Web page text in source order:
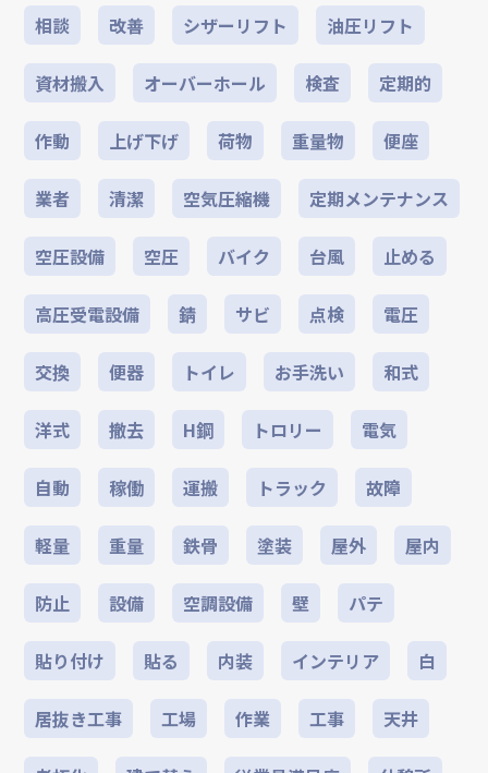
相談 改善 シザーリフト 油圧リフト
資材搬入 オーバーホール 検査 定期的
作動 上げ下げ 荷物 重量物 便座
業者 清潔 空気圧縮機 定期メンテナンス
空圧設備 空圧 バイク 台風 止める
高圧受電設備 錆 サビ 点検 電圧
交換 便器 トイレ お手洗い 和式
洋式 撤去 H鋼 トロリー 電気
自動 稼働 運搬 トラック 故障
軽量 重量 鉄骨 塗装 屋外 屋内
防止 設備 空調設備 壁 パテ
貼り付け 貼る 内装 インテリア 白
居抜き工事 工場 作業 工事 天井